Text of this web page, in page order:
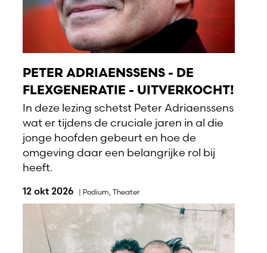
PETER ADRIAENSSENS - DE
FLEXGENERATIE - UITVERKOCHT!
In deze lezing schetst Peter Adriaenssens
wat er tijdens de cruciale jaren in al die
jonge hoofden gebeurt en hoe de
omgeving daar een belangrijke rol bij
heeft.
12 okt 2026 | Podium Theater